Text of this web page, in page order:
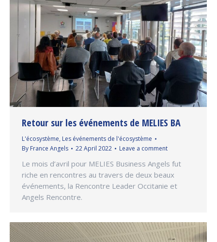
Retour sur les événements de MELIES BA
L'écosystème, Les événements de l'écosystème
By France Angels 22 April 2022 Leave a comment
Le mois d’avril pour MELIES Business Angels fut
riche en rencontres au travers de deux beaux
événements, la Rencontre Leader Occitanie et
Angels Rencontre.